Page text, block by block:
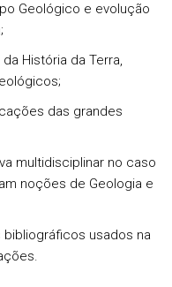
Geológico e evolução
História da Terra,
das grandes
multidisciplinar no caso
noções de Geologia e
usados na